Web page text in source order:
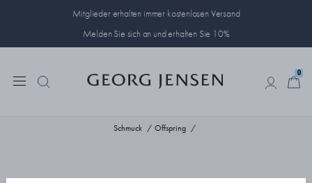
Mitglieder erhalten immer kostenlosen Versand
Melden Sie sich an und erhalten Sie 10%
0
Schmuck Offspring